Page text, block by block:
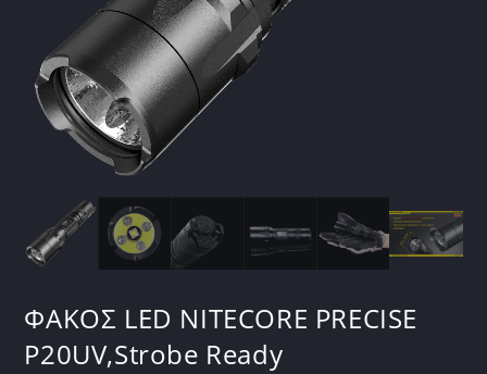
ΦΑΚΟΣ LED NITECORE PRECISE
P20UV,Strobe Ready